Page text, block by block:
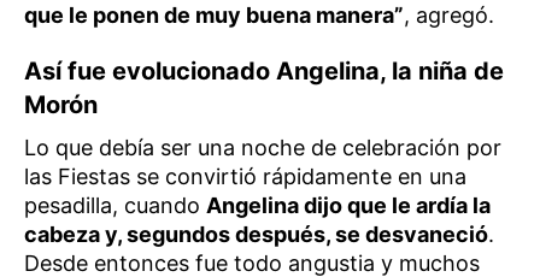
que le ponen de muy buena manera”, agregó.
Así fue evolucionado Angelina, la niña de
Morón
Lo que debía ser una noche de celebración por
las Fiestas se convirtió rápidamente en una
pesadilla, cuando Angelina dijo que le ardía la
cabeza y, segundos después, se desvaneció.
Desde entonces fue todo angustia y muchos